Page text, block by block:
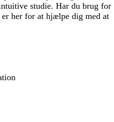
studie. Har du brug for
her for at hjælpe dig med at